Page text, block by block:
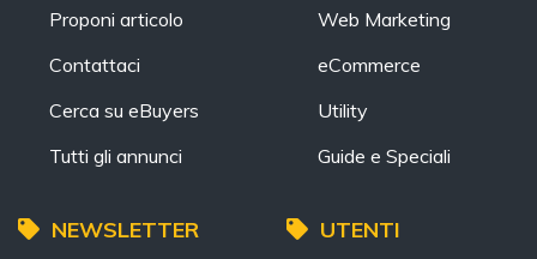
Proponi articolo
Contattaci
Cerca su eBuyers
Tutti gli annunci
Web Marketing
eCommerce
Utility
Guide e Speciali
NEWSLETTER UTENTI